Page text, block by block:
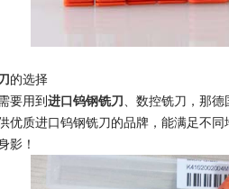
的选择
要用到进口钨钢铣刀 、数控铣刀，那
优质进口钨钢铣刀的品牌，能满足不
影！